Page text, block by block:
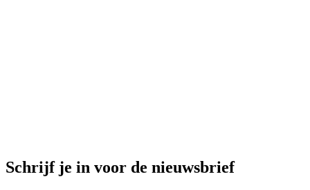
Schrijf je in voor de nieuwsbrief